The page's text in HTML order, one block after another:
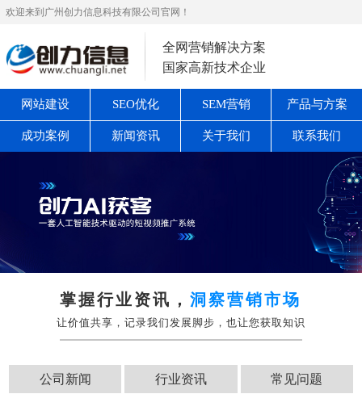
欢迎来到广州创力信息科技有限公司官网！
全网营销解决方案
国家高新技术企业
网站建设 SEO优化 SEM营销 产品与方案
成功案例 新闻资讯 关于我们 联系我们
掌握行业资讯，洞察营销市场
让价值共享，记录我们发展脚步，也让您获取知识
公司新闻 行业资讯 常见问题